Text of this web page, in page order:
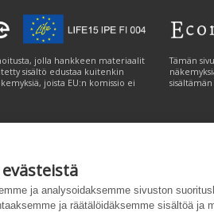
ja analysoidaksemme sivuston
ja räätälöidäksemme sisältöä ja
jolla hankkeen materiaalit
sisältö edustaa kuitenkin
joista EU:n komissio ei
Tämän
|Saavutettavuusseloste|
Customizrilla